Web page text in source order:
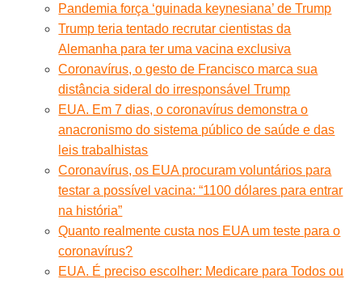
Pandemia força ‘guinada keynesiana’ de Trump
Trump teria tentado recrutar cientistas da
Alemanha para ter uma vacina exclusiva
Coronavírus, o gesto de Francisco marca sua
distância sideral do irresponsável Trump
EUA. Em 7 dias, o coronavírus demonstra o
anacronismo do sistema público de saúde e das
leis trabalhistas
Coronavírus, os EUA procuram voluntários para
testar a possível vacina: “1100 dólares para entrar
na história”
Quanto realmente custa nos EUA um teste para o
coronavírus?
EUA. É preciso escolher: Medicare para Todos ou